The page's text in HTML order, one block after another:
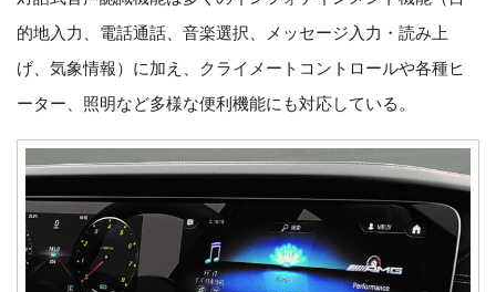
的地入力、電話通話、音楽選択、メッセージ入力・読み上
げ、気象情報）に加え、クライメートコントロールや各種ヒ
ーター、照明など多様な便利機能にも対応している。